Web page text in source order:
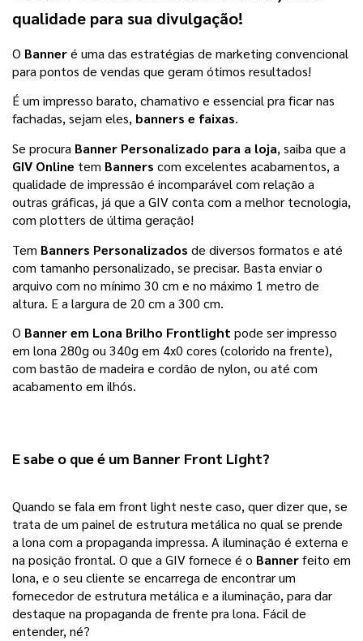
qualidade para sua divulgação!
O Banneré uma das estratégias de marketing convencional
para pontos de vendas que geram ótimos resultados!
É um impresso barato, chamativo e essencial pra ficar nas
fachadas, sejam eles, banners e faixas.
Se procura Banner Personalizado para a loja
GIV Online tem Banners com excelentes acabamentos, a
qualidade de impressão é incomparável com relação a
outras gráficas, já que a GIV conta com a melhor tecnologia,
com plotters de última geração!
Tem Banners Personalizados de diversos formatos e até
com tamanho personalizado, se precisar. Basta enviar o
arquivo com no mínimo 30 cm e no máximo 1 metro de
altura. E a largura de 20 cm a 300 cm.
O Banner em Lona Brilho Frontlight pode ser impresso
em lona 280g ou 340g em 4x0 cores (colorido na frente),
com bastão de madeira e cordão de nylon, ou até com
acabamento em ilhós.
E sabe o que é um Banner Front Light?
Quando se fala em front light neste caso, quer dizer que, se
trata de um painel de estrutura metálica no qual se prende
a lona com a propaganda impressa. A iluminação é externa e
na posição frontal. O que a GIV fornece é o Banner feito em
lona, e o seu cliente se encarrega de encontrar um
fornecedor de estrutura metálica e a iluminação, para dar
destaque na propaganda de frente pra lona. Fácil de
entender, né?